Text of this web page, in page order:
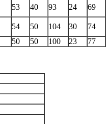
53 40 93 24 69
54 50 104 30
74
50 50 100 23 77